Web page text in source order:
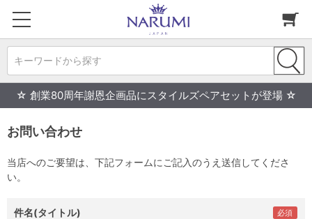
キーワードから探す
☆ 創業80周年謝恩企画品にスタイルズペアセットが登場 ☆
お問い合わせ
当店へのご要望は、下記フォームにご記入のうえ送信してくださ
い。
件名(タイトル)